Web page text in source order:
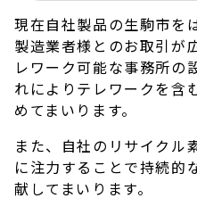
現在自社製品の生駒市を
製造業者様とのお取引が
レワーク可能な事務所の
れによりテレワークを含
めてまいります。
また、自社のリサイクル
に注力することで持続的
献してまいります。